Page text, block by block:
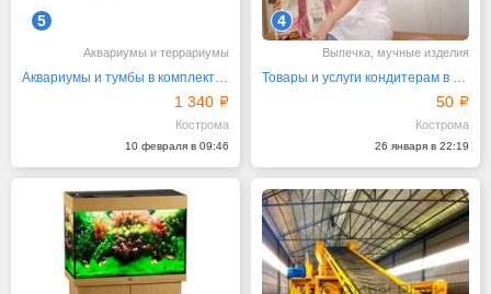
5
Аквариумы и террариумы
Аквариумы и тумбы в комплекте и по отдельности
1 340
Кострома
10 февраля в 09:46
4
Выпечка, мучные изделия
Товары и услуги кондитерам в Костроме, отправка почтой
50
Кострома
26 января в 22:19